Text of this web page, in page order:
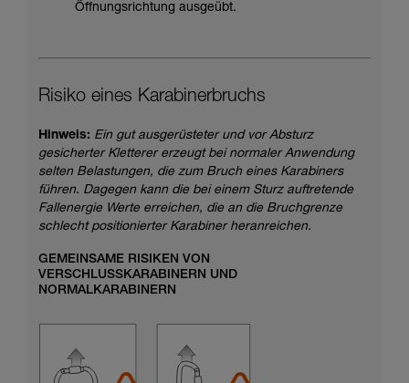
Öffnungsrichtung ausgeübt.
Risiko eines Karabinerbruchs
Hinweis: Ein gut ausgerüsteter und vor Absturz
gesicherter Kletterer erzeugt bei normaler Anwendung
selten Belastungen, die zum Bruch eines Karabiners
führen. Dagegen kann die bei einem Sturz auftretende
Fallenergie Werte erreichen, die an die Bruchgrenze
schlecht positionierter Karabiner heranreichen.
GEMEINSAME RISIKEN VON
VERSCHLUSSKARABINERN UND
NORMALKARABINERN